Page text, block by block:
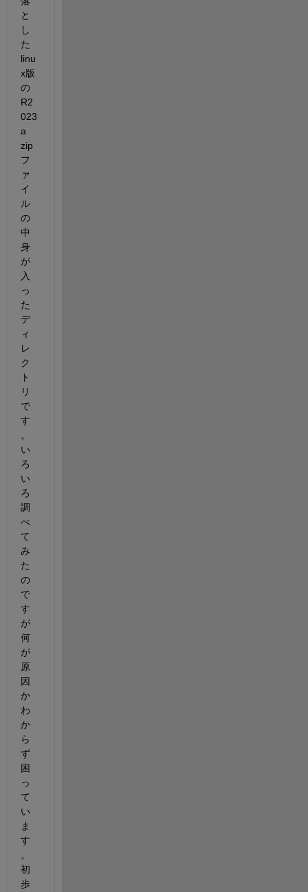
と
し
た
linu
x版
の
R2
023
a
zip
フ
ァ
イ
ル
の
中
身
が
入
っ
た
デ
ィ
レ
ク
ト
リ
で
す
。
い
ろ
い
ろ
調
べ
て
み
た
の
で
す
が
何
が
原
因
か
わ
か
ら
ず
困
っ
て
い
ま
す
。
初
歩